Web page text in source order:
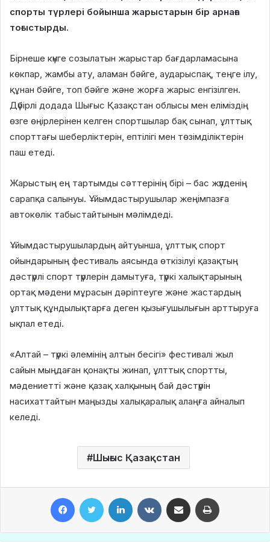
спорты түрлері бойынша жарыстарын бір арнаға
тоғыстырды.
Бірнеше күнге созылатын жарыстар бағдарламасына
көкпар, жамбы ату, аламан бәйге, аударыспақ, теңге ілу,
құнан бәйге, топ бәйге және жорға жарыс енгізілген.
Дүбірлі додада Шығыс Қазақстан облысы мен еліміздің
өзге өңірлерінен келген спортшылар бақ сынап, ұлттық
спорттағы шеберліктерін, ептілігі мен төзімділіктерін
паш етеді.
Жарыстың ең тартымды сәттерінің бірі – бас жүлденің
сарапқа салынуы. Ұйымдастырушылар жеңімпазға
автокөлік табыстайтынын мәлімдеді.
Ұйымдастырушылардың айтуынша, ұлттық спорт
ойындарының фестиваль аясында өткізілуі қазақтың
дәстүрлі спорт түрлерін дамытуға, түркі халықтарының
ортақ мәдени мұрасын дәріптеуге және жастардың
ұлттық құндылықтарға деген қызығушылығын арттыруға
ықпал етеді.
«Алтай – түркі әлемінің алтын бесігі» фестивалі жыл
сайын мыңдаған қонақты жинап, ұлттық спортты,
мәдениетті және қазақ халқының бай дәстүрін
насихаттайтын маңызды халықаралық алаңға айналып
келеді.
Шығыс Қазақстан